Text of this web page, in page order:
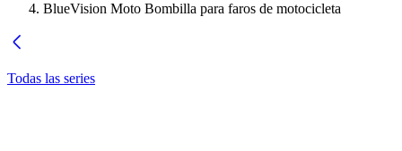
BlueVision Moto Bombilla para faros de motocicleta
Todas las series